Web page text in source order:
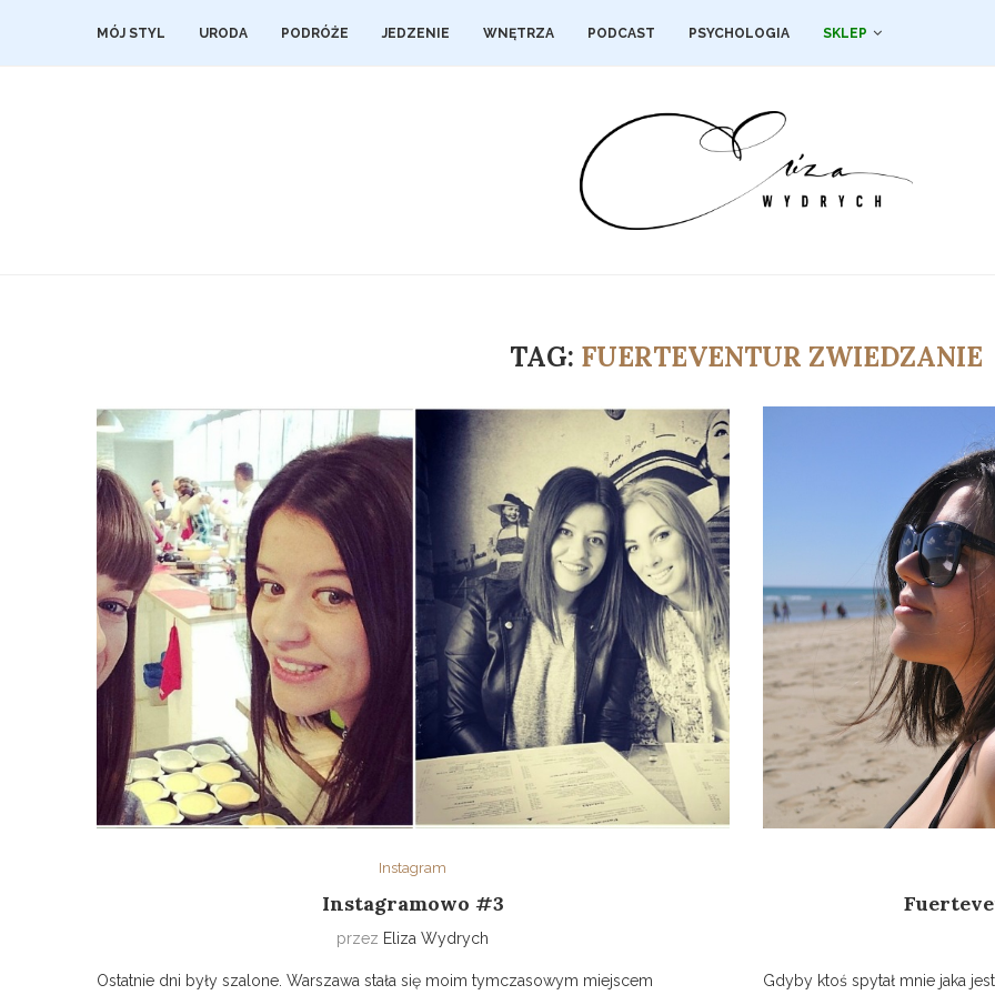
MÓJ STYL URODA PODRÓŻE JEDZENIE WNĘTRZA PODCAST PSYCHOLOGIA SKLEP
TAG: FUERTEVENTUR ZWIEDZANIE
Instagram
Instagramowo #3
przez Eliza Wydrych
Ostatnie dni były szalone. Warszawa stała się moim tymczasowym miejscem Gdyby ktoś spytał mnie jaka